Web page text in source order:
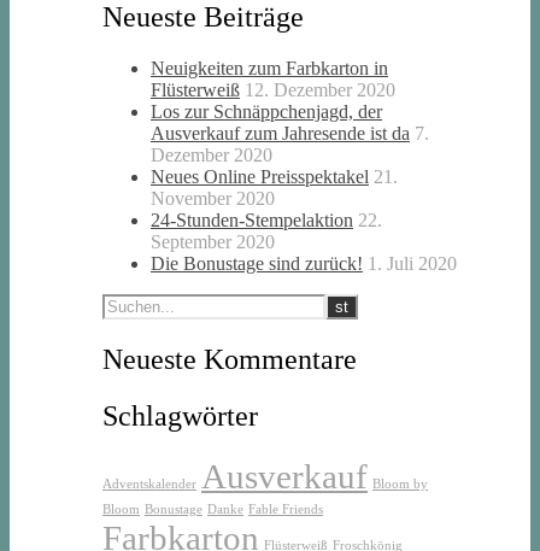
Neueste Beiträge
Neuigkeiten zum Farbkarton in
Flüsterweiß 12. Dezember 2020
Los zur Schnäppchenjagd, der
Ausverkauf zum Jahresende ist da 7.
Dezember 2020
Neues Online Preisspektakel 21.
November 2020
24-Stunden-Stempelaktion 22.
September 2020
Die Bonustage sind zurück! 1. Juli 2020
Neueste Kommentare
Schlagwörter
Adventskalender Ausverkauf Bloom by
Bloom Bonustage Danke Fable Friends
Farbkarton Flüsterweiß Froschkönig